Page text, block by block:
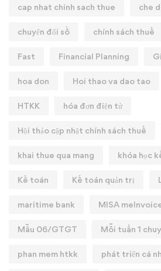
cap nhat chinh sach thue che
chuyển đổi số chính sách thuế
Fast Financial Planning
hoa don Hoi thao va dao tao
HTKK hóa đơn điện tử
Hội thảo cập nhật chính sách thuế
khai thue qua mang khóa học
Kế toán Kế toán quản trị
maritime bank MISA
Mẫu 06/GTGT Mỗi tuần 1
phan mem htkk phát triển cá